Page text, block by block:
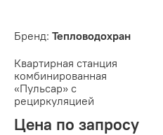
Бренд: Тепловодохран
Квартирная станция
комбинированная
«Пульсар» с
рециркуляцией
Цена по запросу